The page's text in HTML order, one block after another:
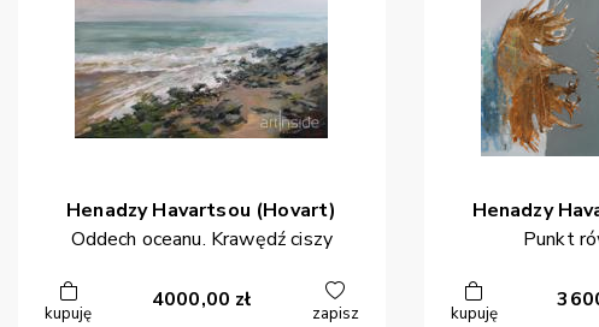
Henadzy Havartsou (Hovart)
Oddech oceanu. Krawędź ciszy
kupuję
4000,00 zł
zapisz
Henadzy
Punkt
kupuję